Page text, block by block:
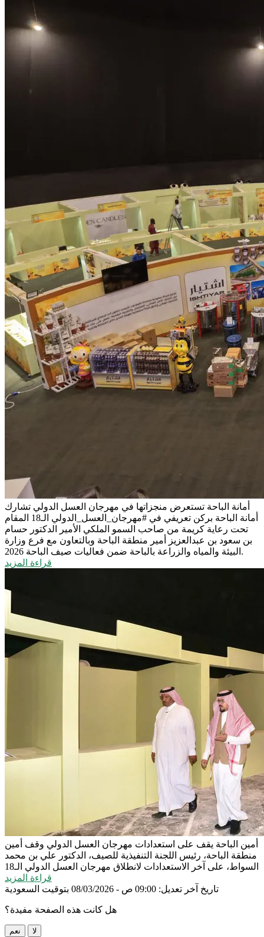
أمانة الباحة تستعرض منجزاتها في مهرجان العسل الدولي تشارك
أمانة الباحة بركن تعريفي في #مهرجان_العسل_الدولي الـ18 المقام
تحت رعاية كريمة من صاحب السمو الملكي الأمير الدكتور حسام
بن سعود بن عبدالعزيز أمير منطقة الباحة وبالتعاون مع فرع وزارة
البيئة والمياه والزراعة بالباحة ضمن فعاليات صيف الباحة 2026.
قراءة المزيد
أمين الباحة يقف على استعدادات مهرجان العسل الدولي وقف أمين
منطقة الباحة، رئيس اللجنة التنفيذية للصيف، الدكتور علي بن محمد
السواط، على آخر الاستعدادات لانطلاق مهرجان العسل الدولي الـ18
قراءة المزيد
تاريخ آخر تعديل: 09:00 ص - 08/03/2026 بتوقيت السعودية
هل كانت هذه الصفحة مفيدة؟
نعم لا